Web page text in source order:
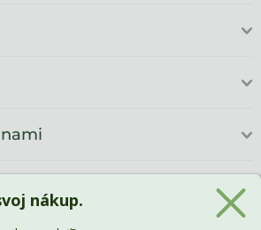
nákup.